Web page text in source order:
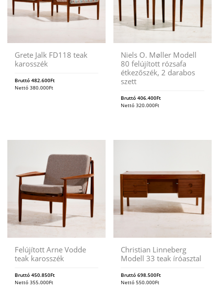
Grete Jalk FD118 teak
karosszék
Bruttó 482.600Ft
Nettó 380.000Ft
Niels O. Møller Modell
80 felújított rózsafa
étkezőszék, 2 darabos
szett
Bruttó406.400Ft
Nettó320.000Ft
Felújított Arne Vodde
teak karosszék
Bruttó 450.850Ft
Nettó 355.000Ft
Christian Linneberg
Modell 33 teak íróasztal
Bruttó698.500Ft
Nettó550.000Ft